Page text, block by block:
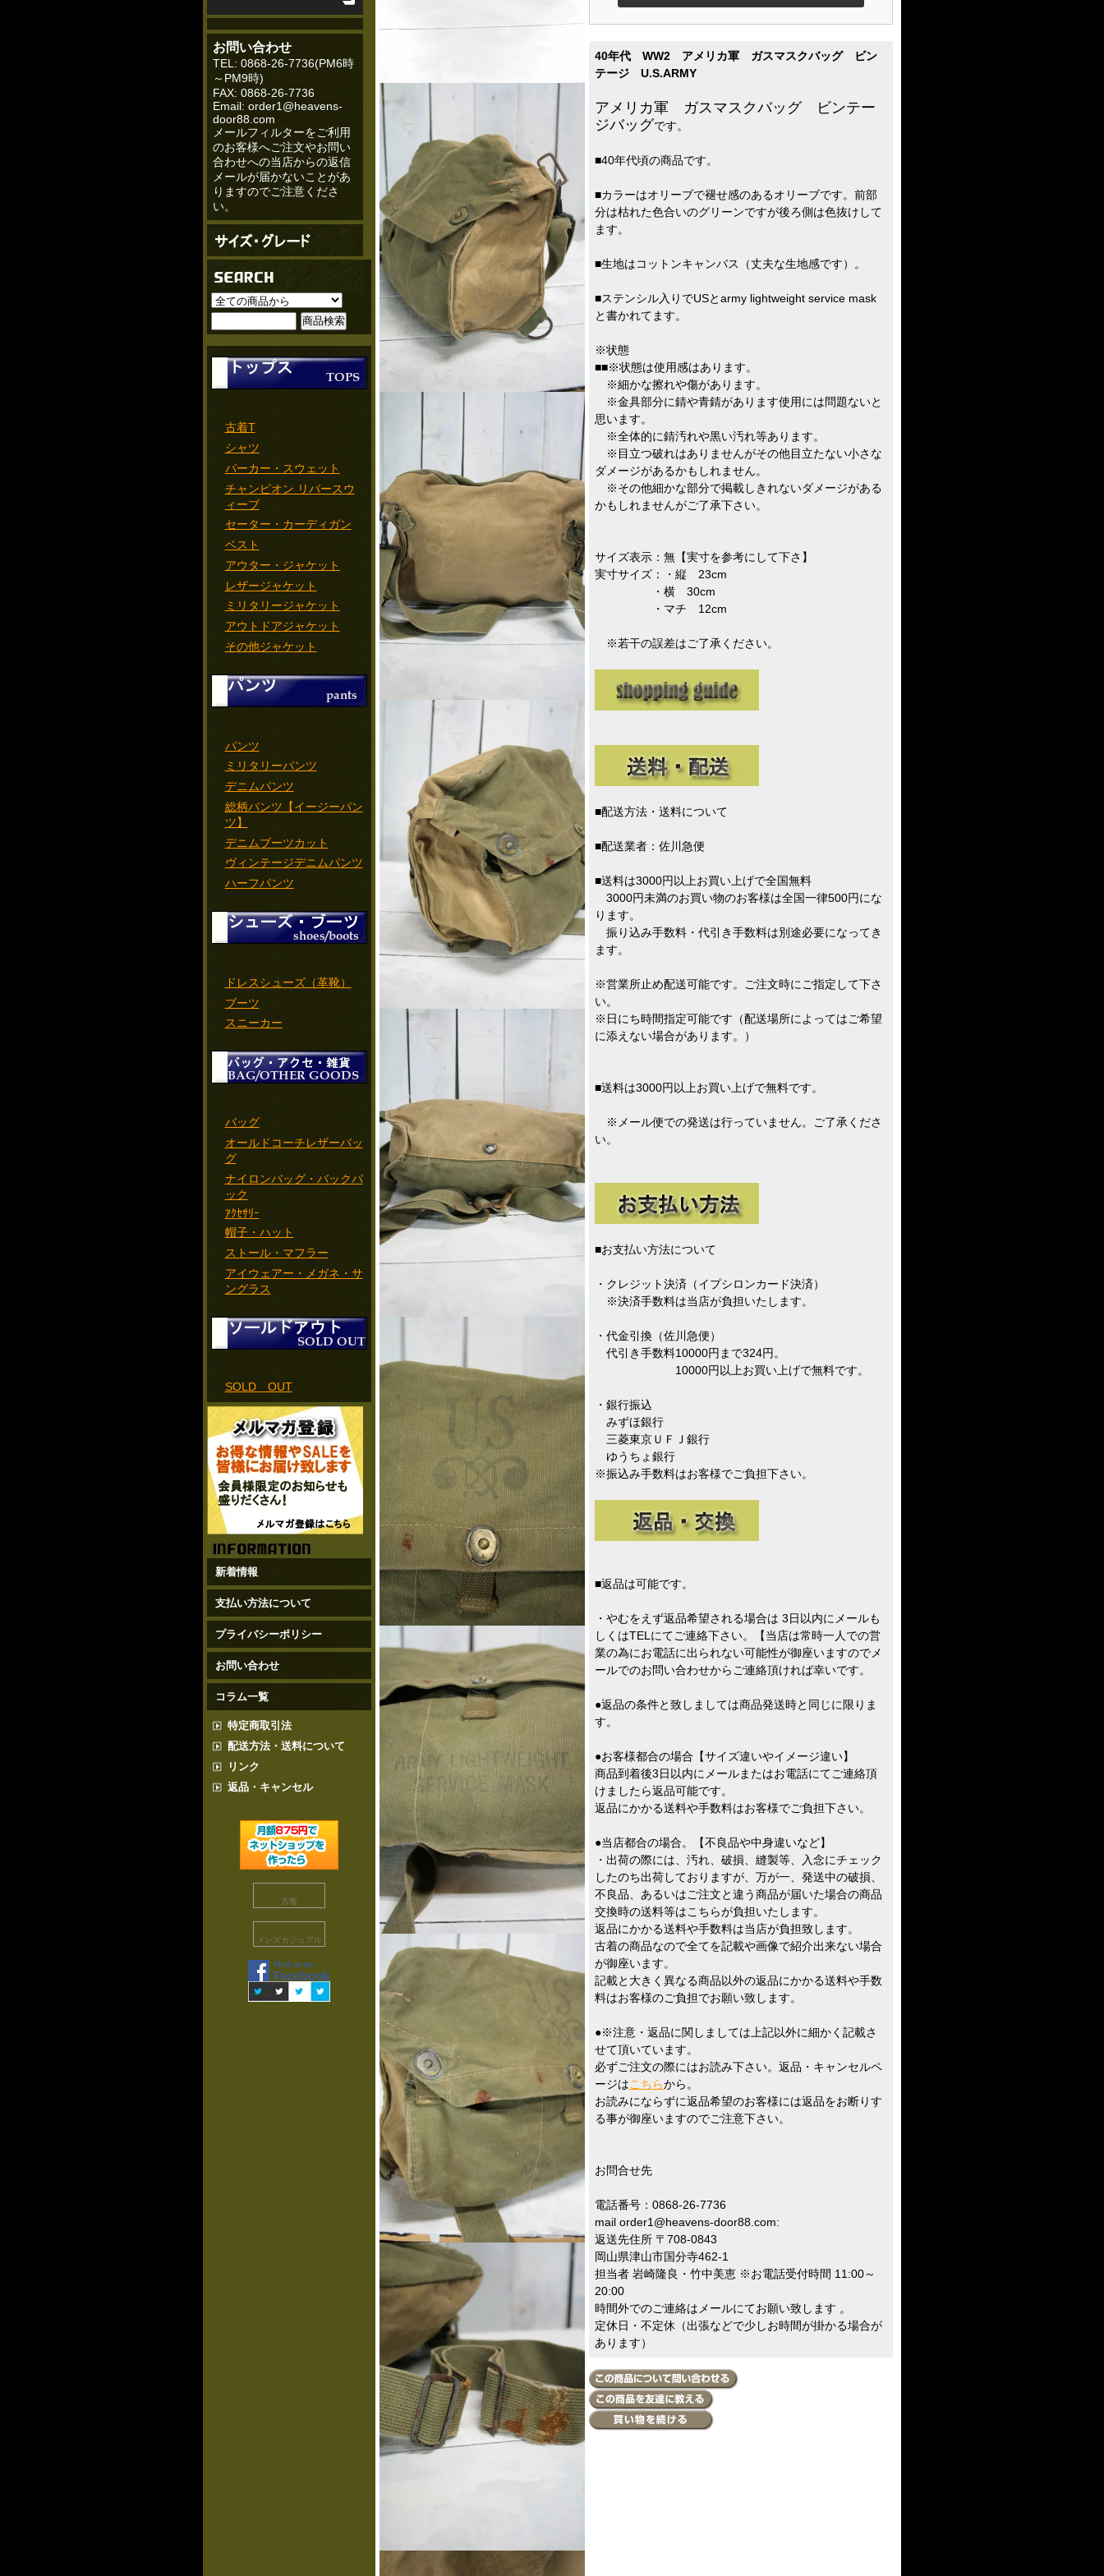
お問い合わせ
TEL: 0868-26-7736(PM6時
～PM9時)
FAX: 0868-26-7736
Email: order1@heavens-
door88.com
メールフィルターをご利用
のお客様へご注文やお問い
合わせへの当店からの返信
メールが届かないことがあ
りますのでご注意くださ
い。
古着T
シャツ
パーカー・スウェット
チャンピオン リバースウ
ィーブ
セーター・カーディガン
ベスト
アウター・ジャケット
レザージャケット
ミリタリージャケット
アウトドアジャケット
その他ジャケット
パンツ
ミリタリーパンツ
デニムパンツ
総柄パンツ【イージーパン
ツ】
デニムブーツカット
ヴィンテージデニムパンツ
ハーフパンツ
ドレスシューズ（革靴）
ブーツ
スニーカー
バッグ
オールドコーチレザーバッ
グ
ナイロンバッグ・バックパ
ック
ｱｸｾｻﾘｰ
帽子・ハット
ストール・マフラー
アイウェアー・メガネ・サ
ングラス
SOLD OUT
新着情報
支払い方法について
プライバシーポリシー
お問い合わせ
コラム一覧
特定商取引法
配送方法・送料について
リンク
返品・キャンセル
古着
メンズカジュアル
40年代 WW2 アメリカ軍 ガスマスクバッグ ビン
テージ U.S.ARMY
アメリカ軍 ガスマスクバッグ ビンテー
ジバッグです。
■40年代頃の商品です。
■カラーはオリーブで褪せ感のあるオリーブです。前部
分は枯れた色合いのグリーンですが後ろ側は色抜けして
ます。
■生地はコットンキャンバス（丈夫な生地感です）。
■ステンシル入りでUSとarmy lightweight service mask
と書かれてます。
※状態
■■※状態は使用感はあります。
※細かな擦れや傷があります。
※金具部分に錆や青錆があります使用には問題ないと
思います。
※全体的に錆汚れや黒い汚れ等あります。
※目立つ破れはありませんがその他目立たない小さな
ダメージがあるかもしれません。
※その他細かな部分で掲載しきれないダメージがある
かもしれませんがご了承下さい。
サイズ表示：無【実寸を参考にして下さ】
実寸サイズ：・縦 23cm
・横 30cm
・マチ 12cm
※若干の誤差はご了承ください。
■配送方法・送料について
■配送業者：佐川急便
■送料は3000円以上お買い上げで全国無料
3000円未満のお買い物のお客様は全国一律500円にな
ります。
振り込み手数料・代引き手数料は別途必要になってき
ます。
※営業所止め配送可能です。ご注文時にご指定して下さ
い。
※日にち時間指定可能です（配送場所によってはご希望
に添えない場合があります。）
■送料は3000円以上お買い上げで無料です。
※メール便での発送は行っていません。ご了承くださ
い。
■お支払い方法について
・クレジット決済（イプシロンカード決済）
※決済手数料は当店が負担いたします。
・代金引換（佐川急便）
代引き手数料10000円まで324円。
10000円以上お買い上げで無料です。
・銀行振込
みずほ銀行
三菱東京ＵＦＪ銀行
ゆうちょ銀行
※振込み手数料はお客様でご負担下さい。
■返品は可能です。
・やむをえず返品希望される場合は 3日以内にメールも
しくはTELにてご連絡下さい。【当店は常時一人での営
業の為にお電話に出られない可能性が御座いますのでメ
ールでのお問い合わせからご連絡頂ければ幸いです。
●返品の条件と致しましては商品発送時と同じに限りま
す。
●お客様都合の場合【サイズ違いやイメージ違い】
商品到着後3日以内にメールまたはお電話にてご連絡頂
けましたら返品可能です。
返品にかかる送料や手数料はお客様でご負担下さい。
●当店都合の場合。【不良品や中身違いなど】
・出荷の際には、汚れ、破損、縫製等、入念にチェック
したのち出荷しておりますが、万が一、発送中の破損、
不良品、あるいはご注文と違う商品が届いた場合の商品
交換時の送料等はこちらが負担いたします。
返品にかかる送料や手数料は当店が負担致します。
古着の商品なので全てを記載や画像で紹介出来ない場合
が御座います。
記載と大きく異なる商品以外の返品にかかる送料や手数
料はお客様のご負担でお願い致します。
●※注意・返品に関しましては上記以外に細かく記載さ
せて頂いています。
必ずご注文の際にはお読み下さい。返品・キャンセルペ
ージはこちらから。
お読みにならずに返品希望のお客様には返品をお断りす
る事が御座いますのでご注意下さい。
お問合せ先
電話番号：0868-26-7736
mail order1@heavens-door88.com:
返送先住所 〒708-0843
岡山県津山市国分寺462-1
担当者 岩崎隆良・竹中美恵 ※お電話受付時間 11:00～
20:00
時間外でのご連絡はメールにてお願い致します 。
定休日・不定休（出張などで少しお時間が掛かる場合が
あります）